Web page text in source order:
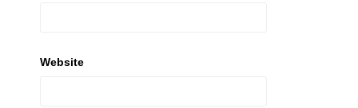
Website